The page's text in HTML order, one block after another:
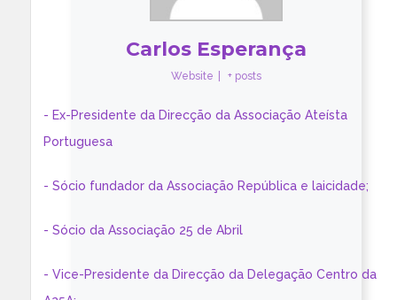
Carlos Esperança
Website + posts
- Ex-Presidente da Direcção da Associação Ateísta
Portuguesa
- Sócio fundador da Associação República e laicidade;
- Sócio da Associação 25 de Abril
- Vice-Presidente da Direcção da Delegação Centro da